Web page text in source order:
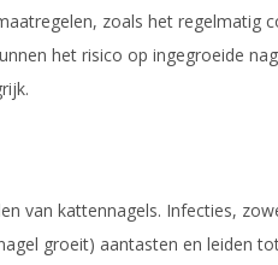
zoals het regelmatig
het risico op ingegroeide
van kattennagels. Infecties,
groeit) aantasten en leiden